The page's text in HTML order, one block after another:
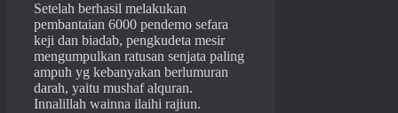
Setelah berhasil melakukan
pembantaian 6000 pendemo sefara
keji dan biadab, pengkudeta mesir
mengumpulkan ratusan senjata paling
ampuh yg kebanyakan berlumuran
darah, yaitu mushaf alquran.
Innalillah wainna ilaihi rajiun.